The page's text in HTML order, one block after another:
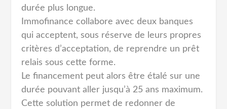
durée plus longue.
Immofinance collabore avec deux banques
qui acceptent, sous réserve de leurs propres
critères d’acceptation, de reprendre un prêt
relais sous cette forme.
Le financement peut alors être étalé sur une
durée pouvant aller jusqu’à 25 ans maximum.
Cette solution permet de redonner de